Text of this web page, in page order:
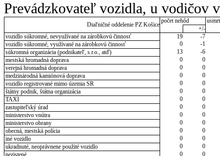
Prevádzkovateľ vozidla, u vodičov
Diaľničné oddelenie PZ Košice
počet nehôd
+/-
vozidlo súkromné, nevyužívané na zárobkovú činnosť
19
-7
vozidlo súkromné, využívané na zárobkovú činnosť
0
-1
súkromná organizácia (podnikateľ, s.r.o., atď)
13
-6
mestská hromadná doprava
0
0
verejná hromadná doprava
0
0
medzinárodná kamiónová doprava
0
0
vozidlo registrované mimo územia SR
0
0
štátny podnik, štátna organizácia
0
0
TAXI
0
0
zastupiteľský úrad
0
0
ministerstvo vnútra
0
0
ministerstvo obrany
0
0
obecná, mestská polícia
0
0
iné vozidlo
0
0
ukradnuté, neoprávnene použité vozidlo
0
0
nezistené
0
0